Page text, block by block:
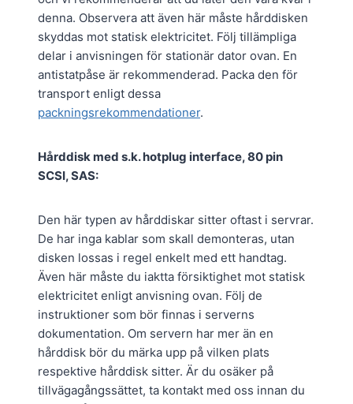
denna. Observera att även här måste hårddisken
skyddas mot statisk elektricitet. Följ tillämpliga
delar i anvisningen för stationär dator ovan. En
antistatpåse är rekommenderad. Packa den för
transport enligt dessa
packningsrekommendationer.
Hårddisk med s.k. hotplug interface, 80 pin
SCSI, SAS:
Den här typen av hårddiskar sitter oftast i servrar.
De har inga kablar som skall demonteras, utan
disken lossas i regel enkelt med ett handtag.
Även här måste du iaktta försiktighet mot statisk
elektricitet enligt anvisning ovan. Följ de
instruktioner som bör finnas i serverns
dokumentation. Om servern har mer än en
hårddisk bör du märka upp på vilken plats
respektive hårddisk sitter. Är du osäker på
tillvägagångssättet, ta kontakt med oss innan du